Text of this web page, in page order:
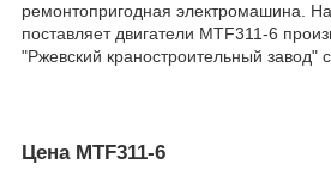
ремонтопригодная электромашина.
поставляет двигатели MTF311-6
"Ржевский краностроительный завод"
Цена MTF311-6